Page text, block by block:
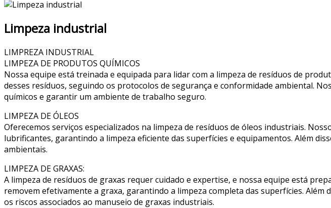
Limpeza industrial
LIMPREZA INDUSTRIAL
LIMPEZA DE PRODUTOS QUÍMICOS
Nossa equipe está treinada e equipada para lidar com a limpeza de resíduos de
desses resíduos, seguindo os protocolos de segurança e conformidade ambiental.
químicos e garantir um ambiente de trabalho seguro.
LIMPEZA DE ÓLEOS
Oferecemos serviços especializados na limpeza de resíduos de óleos industriais.
lubrificantes, garantindo a limpeza eficiente das superfícies e equipamentos. Além
ambientais.
LIMPEZA DE GRAXAS:
A limpeza de resíduos de graxas requer cuidado e expertise, e nossa equipe está
removem efetivamente a graxa, garantindo a limpeza completa das superfícies.
os riscos associados ao manuseio de graxas industriais.